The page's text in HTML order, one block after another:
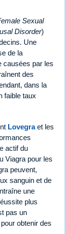
Sexual
Disorder)
Une
de la
causées par les
des
dans la
faible taux
Lovegraet les
actif du
Viagra pour les
peuvent,
sanguin et de
une
plus
pas un
obtenir des